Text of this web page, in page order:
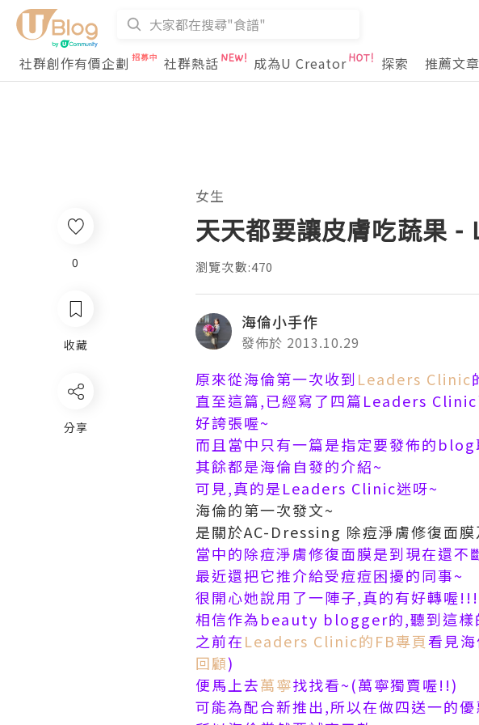
社群創作有價企劃
社群熱話 成為U Creator 探索 推薦文章
0
收藏
分享
女生
天天都要讓皮膚吃蔬果
瀏覽次數:470
海倫小手作
發佈於 2013.10.29
原來從海倫第一次收到 Leaders Clinic
直至這篇,已經寫了四篇Leaders
好誇張喔~
而且當中只有一篇是指定要發佈的blog
其餘都是海倫自發的介紹~
可見,真的是Leaders Clinic迷呀~
海倫的第一次發文~
是關於AC-Dressing 除痘淨膚修復面
當中的除痘淨膚修復面膜是到現在還不
最近還把它推介給受痘痘困擾的同事~
很開心她說用了一陣子,真的有好轉喔!!!
相信作為beauty blogger的,聽到這樣
之前在Leaders Clinic的FB專頁看見
回顧)
便馬上去萬寧找找看~(萬寧獨賣喔!!)
可能為配合新推出,所以在做四送一的優